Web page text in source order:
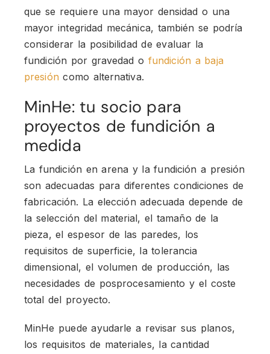
que se requiere una mayor densidad o una
mayor integridad mecánica, también se podría
considerar la posibilidad de evaluar la
fundición por gravedad o fundición a baja
presión como alternativa.
MinHe: tu socio para
proyectos de fundición a
medida
La fundición en arena y la fundición a presión
son adecuadas para diferentes condiciones de
fabricación. La elección adecuada depende de
la selección del material, el tamaño de la
pieza, el espesor de las paredes, los
requisitos de superficie, la tolerancia
dimensional, el volumen de producción, las
necesidades de posprocesamiento y el coste
total del proyecto.
MinHe puede ayudarle a revisar sus planos,
los requisitos de materiales, la cantidad